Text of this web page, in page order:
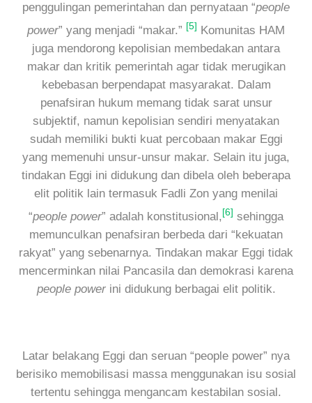
penggulingan pemerintahan dan pernyataan “people
power” yang menjadi “makar.” [5] Komunitas HAM
juga mendorong kepolisian membedakan antara
makar dan kritik pemerintah agar tidak merugikan
kebebasan berpendapat masyarakat. Dalam
penafsiran hukum memang tidak sarat unsur
subjektif, namun kepolisian sendiri menyatakan
sudah memiliki bukti kuat percobaan makar Eggi
yang memenuhi unsur-unsur makar. Selain itu juga,
tindakan Eggi ini didukung dan dibela oleh beberapa
elit politik lain termasuk Fadli Zon yang menilai
“people power” adalah konstitusional,[6] sehingga
memunculkan penafsiran berbeda dari “kekuatan
rakyat” yang sebenarnya. Tindakan makar Eggi tidak
mencerminkan nilai Pancasila dan demokrasi karena
people power ini didukung berbagai elit politik.
Latar belakang Eggi dan seruan “people power” nya
berisiko memobilisasi massa menggunakan isu sosial
tertentu sehingga mengancam kestabilan sosial.